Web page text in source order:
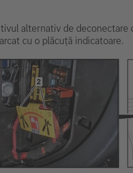
alternativ de
cu o plăcuță indicatoare.